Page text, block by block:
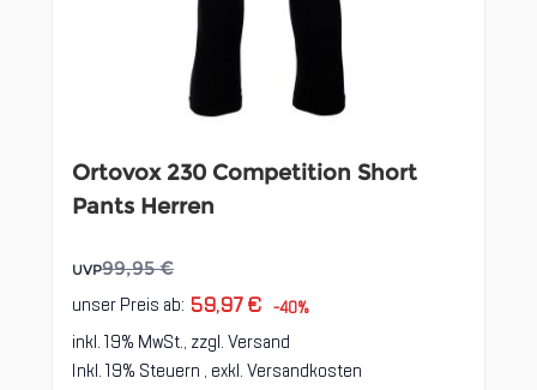
Ortovox 230 Competition Short
Pants Herren
UVP99,95 €
unser Preis ab: 59,97 € -40%
inkl. 19% MwSt., zzgl.Versand
Inkl. 19% Steuern , exkl.Versandkosten